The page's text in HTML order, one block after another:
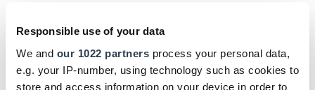
Responsible use of your data
We and our 1022 partners process your personal data,
e.g. your IP-number, using technology such as cookies to
store and access information on your device in order to
Mitarbeiterbindung beraten. Denn in immer mehr
bemerkbar– so die Beobachtung von
Britta Schulz,
Unternehmensberaterin
bei der Handwerkskammer